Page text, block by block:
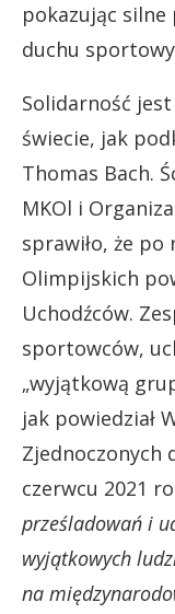
pokazując
duchu
Solidarność
świecie, jak
Thomas Bach.
MKOl i
sprawiło, że
Olimpijskich
Uchodźców.
sportowców,
„wyjątkową
jak powiedział
Zjednoczonych
czerwcu 2021
prześladowań i
wyjątkowych
na